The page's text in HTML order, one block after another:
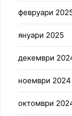
февруари
януари 2025
декември
ноември 2024
октомври